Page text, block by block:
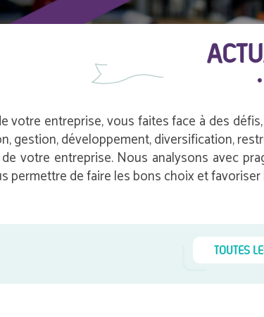
votre entreprise, vous faites face à des
gestion, développement, diversification,
votre entreprise. Nous analysons avec
permettre de faire les bons choix et
TOUTES